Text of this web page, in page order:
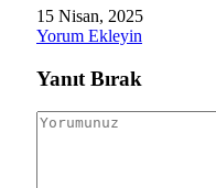
15 Nisan, 2025
Yorum Ekleyin
Yanıt Bırak